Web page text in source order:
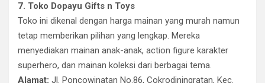
7. Toko Dopayu Gifts n Toys
Toko ini dikenal dengan harga mainan yang murah namun
tetap memberikan pilihan yang lengkap. Mereka
menyediakan mainan anak-anak, action figure karakter
superhero, dan mainan koleksi dari berbagai tema.
Alamat: Jl. Poncowinatan No.86, Cokrodiningratan, Kec.